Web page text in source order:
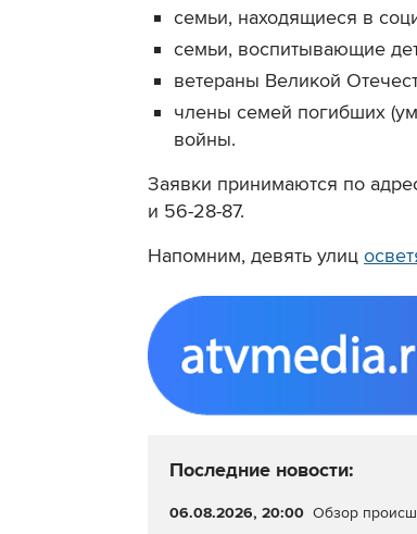
семьи, находящиеся в
семьи, воспитывающие
ветераны Великой
члены семей погибших
войны.
Заявки принимаются по
и 56-28-87.
Напомним, девять улиц
Последние новости:
06.08.2026, 20:00 Обзор